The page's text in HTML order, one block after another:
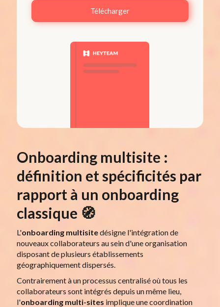
Télécharger
Onboarding multisite :
définition et spécificités par
rapport à un onboarding
classique 🧭
L'onboarding multisitedésigne l'intégration de
nouveaux collaborateurs au sein d'une organisation
disposant de plusieurs établissements
géographiquement dispersés.
Contrairement à un processus centralisé où tous les
collaborateurs sont intégrés depuis un même lieu,
l'onboarding multi-sites implique une coordination